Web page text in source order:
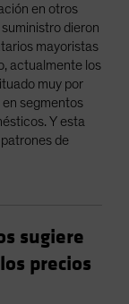
en otros
dieron
mayoristas
actualmente los
muy por
en segmentos
Y esta
de
sugiere
precios